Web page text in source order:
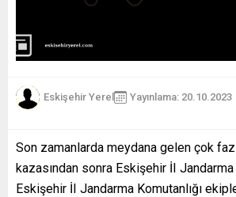
Eskişehir Yerel Yayınlama: 20.10.2023
Son zamanlarda meydana gelen çok
kazasından sonra Eskişehir İI
Eskişehir İI Jandarma Komutanlığı